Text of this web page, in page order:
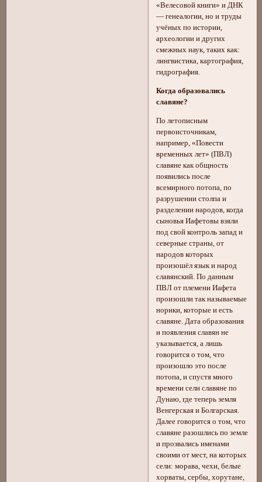
«Велесовой книги» и ДНК
— генеалогии, но и труды
учёных по истории,
археологии и других
смежных наук, таких как:
лингвистика, картография,
гидрография.
Когда образовались
славяне?
По летописным
первоисточникам,
например, «Повести
временных лет» (ПВЛ)
славяне как общность
появились после
всемирного потопа, по
разрушении столпа и
разделении народов, когда
сыновья Иафетовы взяли
под свой контроль запад и
северные страны, от
народов которых
произошёл язык и народ
славянский. По данным
ПВЛ от племени Иафета
произошли так называемые
норики, которые и есть
славяне. Дата образования
и появления славян не
указывается, а лишь
говорится о том, что
произошло это после
потопа, и спустя много
времени сели славяне по
Дунаю, где теперь земля
Венгерская и Болгарская.
Далее говорится о том, что
славяне разошлись по земле
и прозвались именами
своими от мест, на которых
сели: морава, чехи, белые
хорваты, сербы, хорутане,